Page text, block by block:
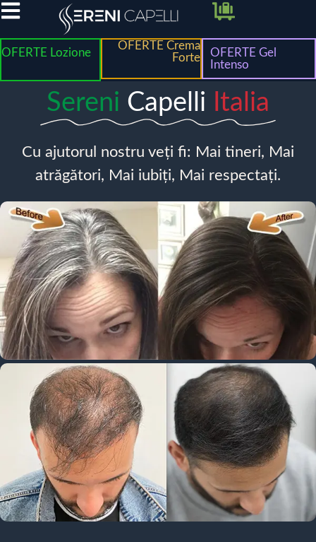
OFERTE Lozione
OFERTE Crema
Forte
OFERTE Gel
Intenso
Sereni Capelli Italia
Cu ajutorul nostru veți fi: Mai tineri, Mai
atrăgători, Mai iubiți, Mai respectați.